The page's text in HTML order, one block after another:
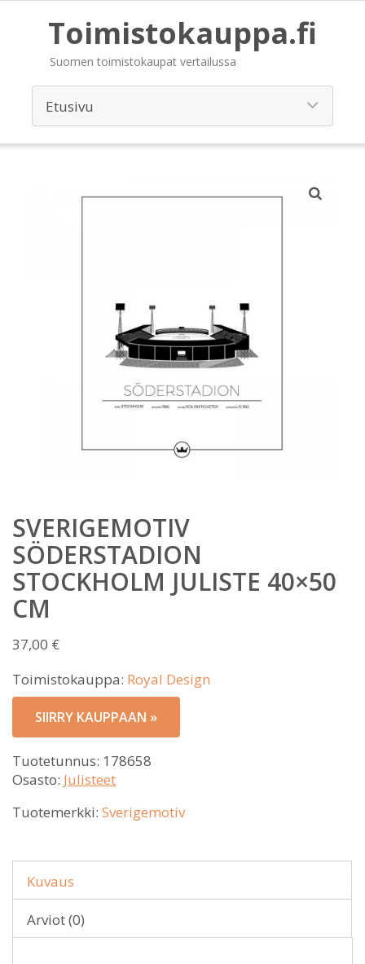
Toimistokauppa.fi
Suomen toimistokaupat vertailussa
SVERIGEMOTIV
SÖDERSTADION
STOCKHOLM JULISTE 40×50
CM
37,00 €
Toimistokauppa: Royal Design
SIIRRY KAUPPAAN »
Tuotetunnus: 178658
Osasto: Julisteet
Tuotemerkki: Sverigemotiv
Kuvaus
Arviot (0)